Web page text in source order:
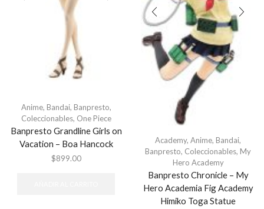
Anime, Bandai, Banpresto,
Coleccionables, One Piece
Banpresto Grandline Girls on
Vacation – Boa Hancock
$899.00
Academy, Anime, Bandai,
Banpresto, Coleccionables, My
Hero Academy
Banpresto Chronicle – My
Hero Academia Fig Academy
Himiko Toga Statue